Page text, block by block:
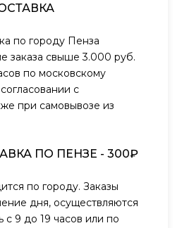
по городу Пенза
заказа свыше 3.000 руб.
по московскому
с
при самовывозе из
ПО ПЕНЗЕ - 300₽
по городу. Заказы
дня, осуществляются
9 до 19 часов или по